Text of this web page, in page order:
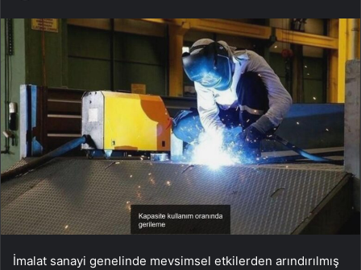
İmalat sanayi genelinde mevsimsel etkilerden arındırılmış